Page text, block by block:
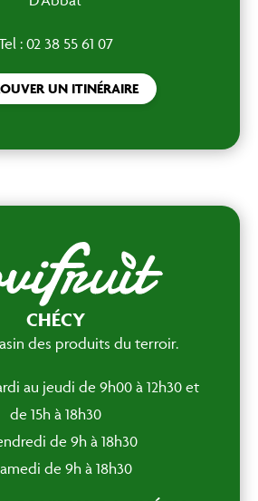
: 02 38 55 61 07
UN ITINÉRAIRE
CHÉCY
des produits du terroir.
au jeudi de 9h00 à 12h30 et
de 15h à 18h30
de 9h à 18h30
de 9h à 18h30